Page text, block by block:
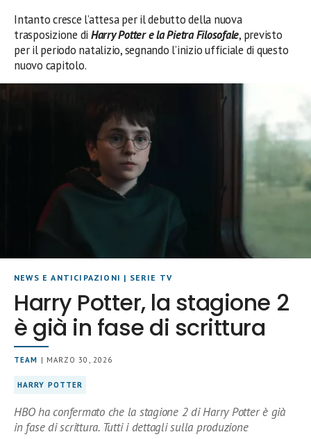
Intanto cresce l’attesa per il debutto della nuova
trasposizione di Harry Potter e la Pietra Filosofale, previsto
per il periodo natalizio, segnando l’inizio ufficiale di questo
nuovo capitolo.
NEWS E ANTICIPAZIONI | SERIE TV
Harry Potter, la stagione 2
è già in fase di scrittura
TEAM | MARZO 30, 2026
HARRY POTTER
HBO ha confermato che la stagione 2 di Harry Potter è già
in fase di scrittura. Tutti i dettagli sulla produzione